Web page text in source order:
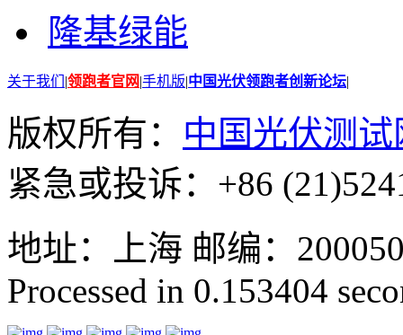
隆基绿能
关于我们 |领跑者官网|手机版|中国光伏领跑者创新论坛|
版权所有： 中国光伏测试
紧急或投诉：+86
地址：上海 邮编：
Processed in 0.153404